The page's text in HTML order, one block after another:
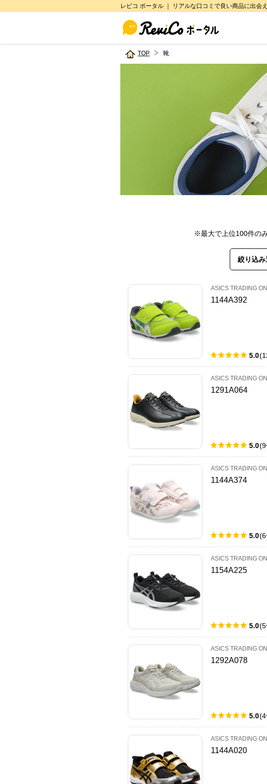
レビコ ポータル ｜ リアルな口コミで良い商品に出会
TOP 靴
※最大で上位100件の
絞り込み
ASICS TRADING
1144A392
5.0(
ASICS TRADING
1291A064
5.0(9
ASICS TRADING
1144A374
5.0(6
ASICS TRADING
1154A225
5.0(5
ASICS TRADING
1292A078
5.0(4
ASICS TRADING
1144A020